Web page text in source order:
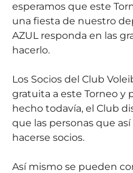
esperamos que este
una fiesta de nuestro
AZUL responda en las
hacerlo.
Los Socios del Club
gratuita a este Torneo y
hecho todavía, el Club
que las personas que
hacerse socios.
Así mismo se pueden